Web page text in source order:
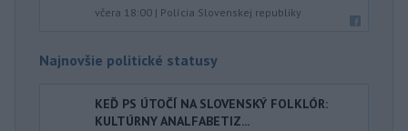
včera 18:00 | Polícia Slovenskej republiky
Najnovšie politické statusy
KEĎ PS ÚTOČÍ NA SLOVENSKÝ FOLKLÓR:
KULTÚRNY ANALFABETIZ...